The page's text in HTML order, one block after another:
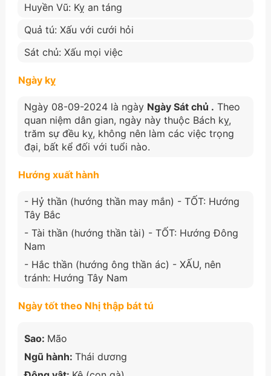
Huyền Vũ: Kỵ an táng
Quả tú: Xấu với cưới hỏi
Sát chủ: Xấu mọi việc
Ngày kỵ
Ngày 08-09-2024 là ngày Ngày Sát chủ . Theo
quan niệm dân gian, ngày này thuộc Bách kỵ,
trăm sự đều kỵ, không nên làm các việc trọng
đại, bất kể đối với tuổi nào.
Hướng xuất hành
- Hỷ thần (hướng thần may mắn) - TỐT: Hướng
Tây Bắc
- Tài thần (hướng thần tài) - TỐT: Hướng Đông
Nam
- Hắc thần (hướng ông thần ác) - XẤU, nên
tránh: Hướng Tây Nam
Ngày tốt theo Nhị thập bát tú
Sao: Mão
Ngũ hành: Thái dương